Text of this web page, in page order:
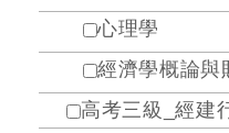
心理學
經濟學概論與
高考三級_經建